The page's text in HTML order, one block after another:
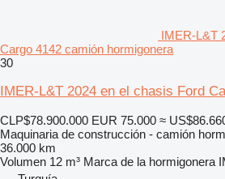
IMER-L&T
Cargo 4142 camión hormigonera
30
IMER-L&T 2024 en el chasis Ford
CLP$78.900.000 EUR 75.000 ≈
Maquinaria de construcción - camión
36.000 km
Volumen 12 m³ Marca de la hormigonera